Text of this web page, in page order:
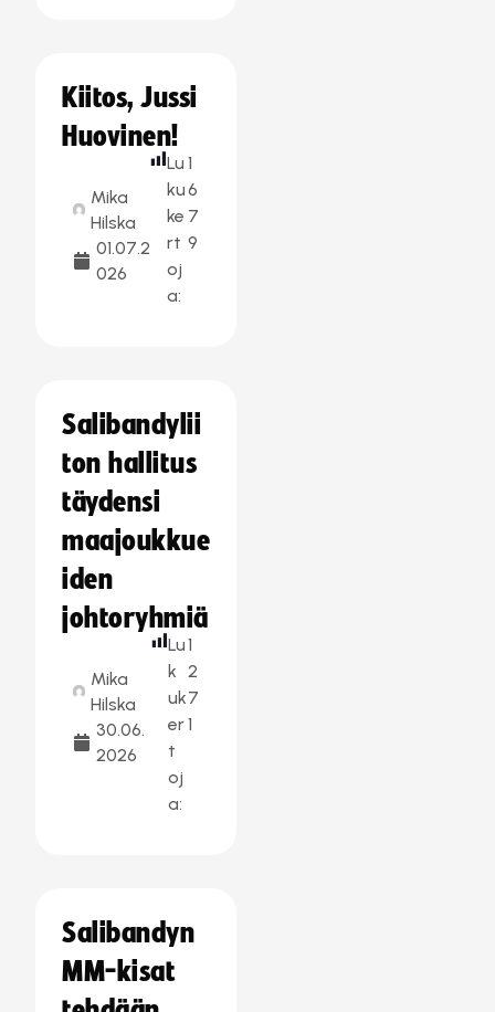
Kiitos, Jussi
Huovinen!
Mika
Hilska
01.07.2
026
Lu
ku
ke
rt
oj
a:
1
6
7
9
Salibandylii
ton hallitus
täydensi
maajoukkue
iden
johtoryhmiä
Mika
Hilska
30.06.
2026
Lu
k
uk
er
t
oj
a:
1
2
7
1
Salibandyn
MM-kisat